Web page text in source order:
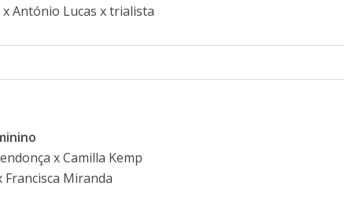
António Lucas x trialista
x Camilla Kemp
Francisca Miranda